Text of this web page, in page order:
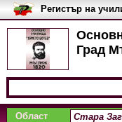
Град
Регистър на
университетите
Област